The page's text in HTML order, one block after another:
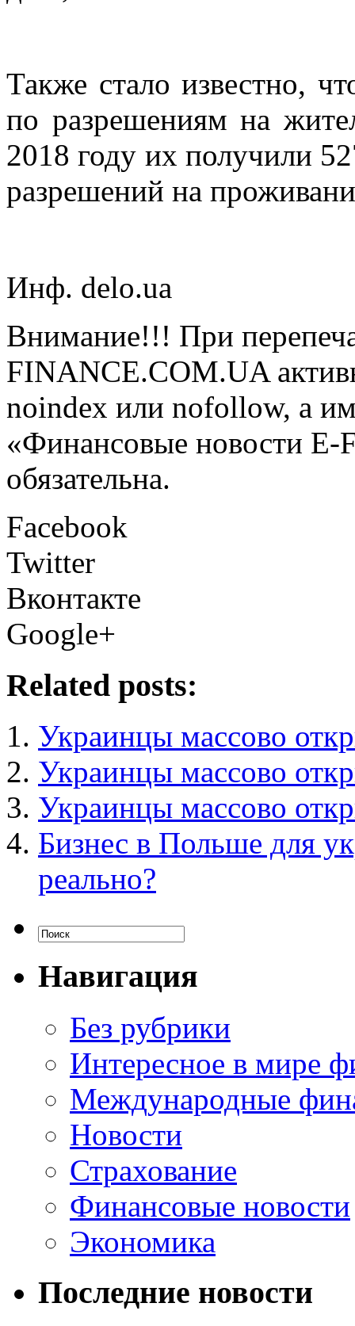
Также стало известно,
по разрешениям на
2018 году их получили
разрешений на
Инф. delo.ua
Внимание!!! При
FINANCE.COM.UA
noindex или nofollow, а
«Финансовые новости
обязательна.
Facebook
Twitter
Вконтакте
Google+
Related posts:
Украинцы массово
Украинцы массово
Украинцы массово
Бизнес в Польше для
реально?
Навигация
Без рубрики
Интересное в мире
Международные
Новости
Страхование
Финансовые новости
Экономика
Последние новости